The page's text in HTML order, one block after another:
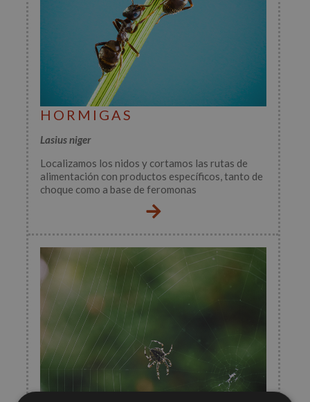
HORMIGAS
Lasius niger
Localizamos los nidos y cortamos las rutas de
alimentación con productos específicos, tanto de
choque como a base de feromonas